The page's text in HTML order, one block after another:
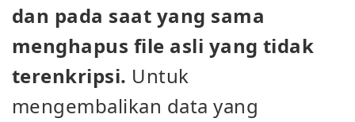
dan pada saat yang sama
menghapus file asli yang tidak
terenkripsi. Untuk
mengembalikan data yang